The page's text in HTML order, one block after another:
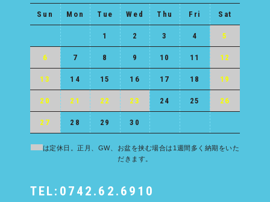
Sun Mon Tue Wed Thu Fri Sat
1 2 3 4 5
6 7 8 9 10 11 12
13 14 15 16 17 18 19
20 21 22 23 24 25 26
27 28 29 30
は定休日。正月、GW、お盆を挟む場合は1週間多く納期をいた
だきます。
TEL:0742.62.6910